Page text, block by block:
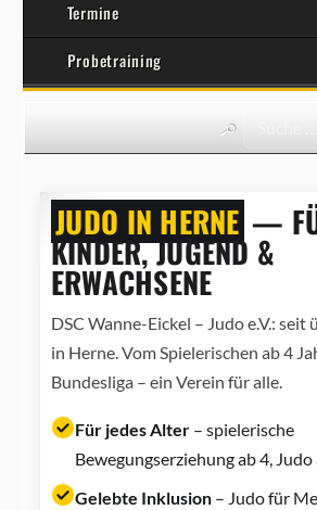
Termine
Probetraining
JUDO IN HERNE —
KINDER, JUGEND &
ERWACHSENE
DSC Wanne-Eickel – Judo e.V.: seit
in Herne. Vom Spielerischen ab 4
Bundesliga – ein Verein für alle.
Für jedes Alter– spielerische
Bewegungserziehung ab 4, Judo
Gelebte Inklusion– Judo für